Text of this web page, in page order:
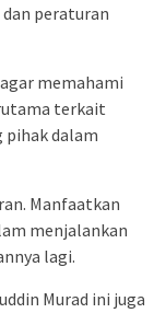
peraturan
memahami
terkait
pihak dalam
Manfaatkan
menjalankan
lagi.
Murad ini juga